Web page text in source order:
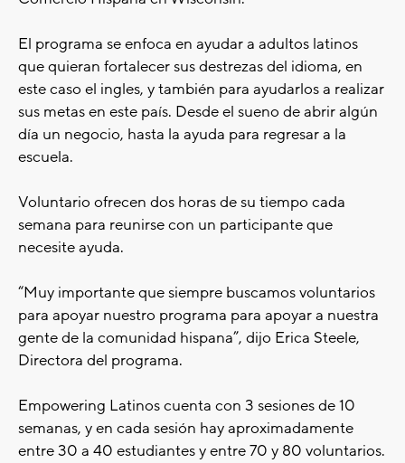
El programa se enfoca en ayudar a adultos latinos
que quieran fortalecer sus destrezas del idioma, en
este caso el ingles, y también para ayudarlos a realizar
sus metas en este país. Desde el sueno de abrir algún
día un negocio, hasta la ayuda para regresar a la
escuela.
Voluntario ofrecen dos horas de su tiempo cada
semana para reunirse con un participante que
necesite ayuda.
“Muy importante que siempre buscamos voluntarios
para apoyar nuestro programa para apoyar a nuestra
gente de la comunidad hispana”, dijo Erica Steele,
Directora del programa.
Empowering Latinos cuenta con 3 sesiones de 10
semanas, y en cada sesión hay aproximadamente
entre 30 a 40 estudiantes y entre 70 y 80 voluntarios.